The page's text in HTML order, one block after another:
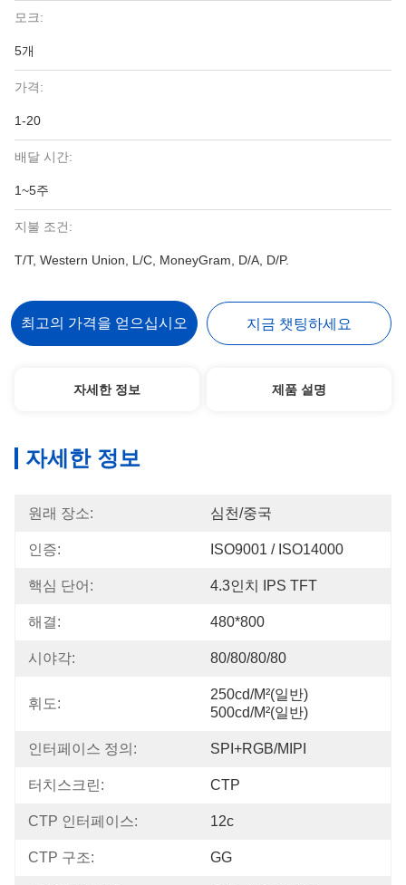
모크:
5개
가격:
1-20
배달 시간:
1~5주
지불 조건:
T/T, Western Union, L/C, MoneyGram, D/A, D/P.
최고의 가격을 얻으십시오 지금 챗팅하세요
자세한 정보 제품 설명
자세한 정보
원래 장소: 심천/중국
인증: ISO9001 / ISO14000
핵심 단어: 4.3인치 IPS TFT
해결: 480*800
시야각: 80/80/80/80
휘도:
250cd/m²(일반)
500cd/m²(일반)
인터페이스 정의: SPI+RGB/MIPI
터치스크린: CTP
CTP 인터페이스: 12c
CTP 구조: GG